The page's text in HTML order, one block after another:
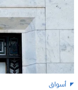
أسواق